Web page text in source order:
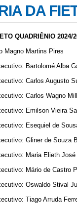
DA
QUADRIÊNIO 2024/
Magno Martins Pires
Bartolomé Alba
Carlos Augusto
Carlos Wagno
Emilson Vieira
Esequiel de
Gliner de Souza
Maria Elieth José
Mário de Castro
Oswaldo Stival
Tiago Arruda